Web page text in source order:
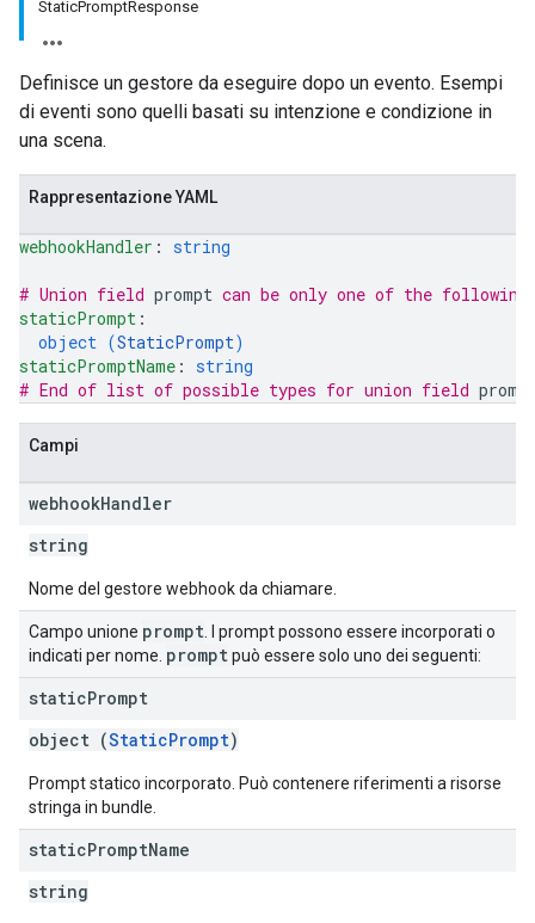
StaticPromptResponse
Definisce un gestore da eseguire dopo un evento. Esempi
di eventi sono quelli basati su intenzione e condizione in
una scena.
Rappresentazione YAML
webhookHandler : string
# Union field prompt can be only one of the
staticPrompt :
object (StaticPrompt)
staticPromptName : string
# End of list of possible types for union field
Campi
webhookHandler
string
Nome del gestore webhook da chiamare.
Campo unione prompt . I prompt possono essere incorporati o
indicati per nome. promptpuò essere solo uno dei seguenti:
staticPrompt
object (StaticPrompt)
Prompt statico incorporato. Può contenere riferimenti a risorse
stringa in bundle.
staticPromptName
string